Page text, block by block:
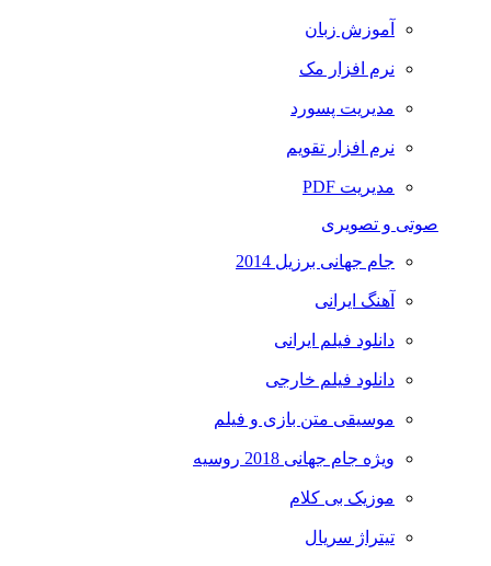
آموزش زبان
نرم افزار مک
مدیریت پسورد
نرم افزار تقویم
مدیریت PDF
صوتی و تصویری
جام جهانی برزیل 2014
آهنگ ایرانی
دانلود فیلم ایرانی
دانلود فیلم خارجی
موسیقی متن بازی و فیلم
ویژه جام جهانی 2018 روسیه
موزیک بی کلام
تیتراژ سریال